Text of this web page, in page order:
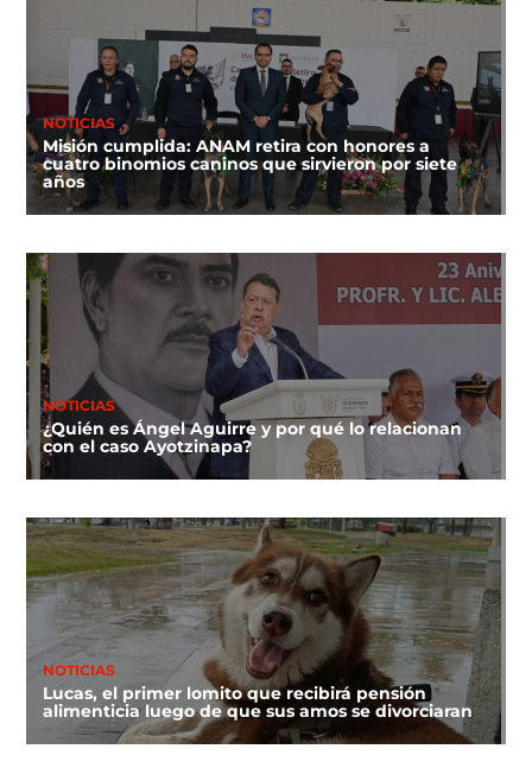
NOTICIAS
Misión cumplida: ANAM retira con honores a
cuatro binomios caninos que sirvieron por siete
años
NOTICIAS
¿Quién es Ángel Aguirre y por qué lo relacionan
con el caso Ayotzinapa?
NOTICIAS
Lucas, el primer lomito que recibirá pensión
alimenticia luego de que sus amos se divorciaran